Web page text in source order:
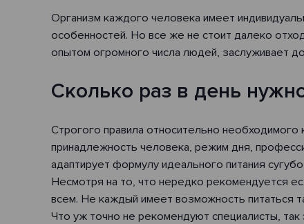
Организм каждого человека имеет
особенностей. Но все же не стоит далеко
опытом огромного числа людей, заслуживает
Сколько раз в день
Строгого правила относительно
принадлежность человека, режим дня,
адаптирует формулу идеального питания
Несмотря на то, что нередко рекомендуется
всем. Не каждый имеет возможность питаться
Что уж точно не рекомендуют специалисты,